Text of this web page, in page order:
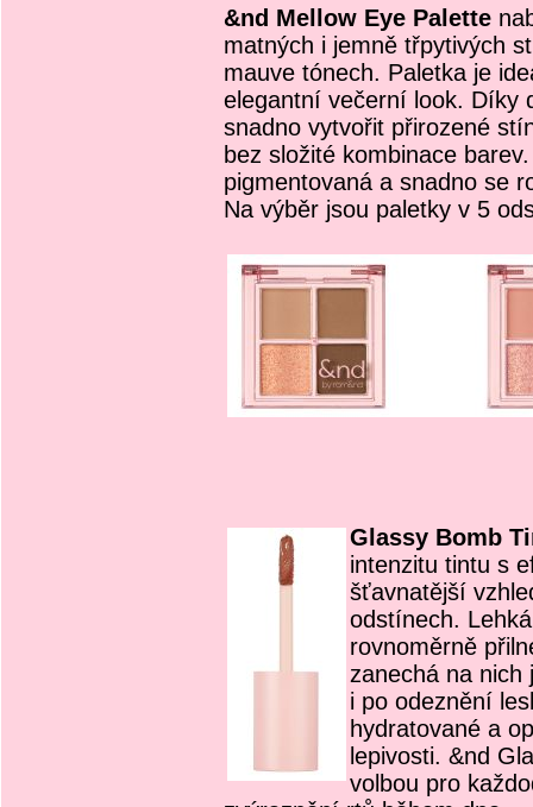
&nd Mellow Eye Palette
matných i jemně třpytivých
mauve tónech. Paletka je
elegantní večerní look. Díky
snadno vytvořit přirozené
bez složité kombinace
pigmentovaná a snadno se
Na výběr jsou paletky v 5
Glassy Bomb
intenzitu tintu s
šťavnatější
odstínech.
rovnoměrně
zanechá na nich
i po odeznění
hydratované a
lepivosti. &nd
volbou pro